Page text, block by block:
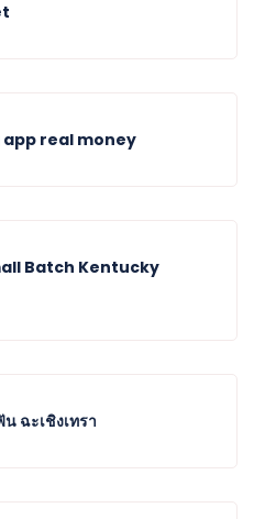
real money
Batch Kentucky
ฉะเชิงเทรา